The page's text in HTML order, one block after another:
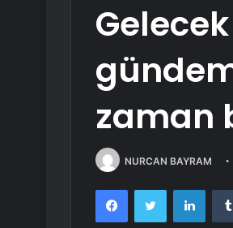
zaman
NURCAN BAYRAM
FacebookTwitter